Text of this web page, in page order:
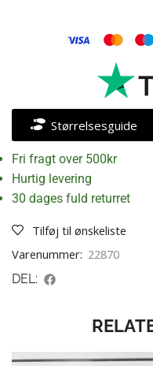
Størrelsesguide
Fri fragt over 500kr
Hurtig levering
30 dages fuld returret
Tilføj til ønskeliste
Varenummer: 22870
DEL: